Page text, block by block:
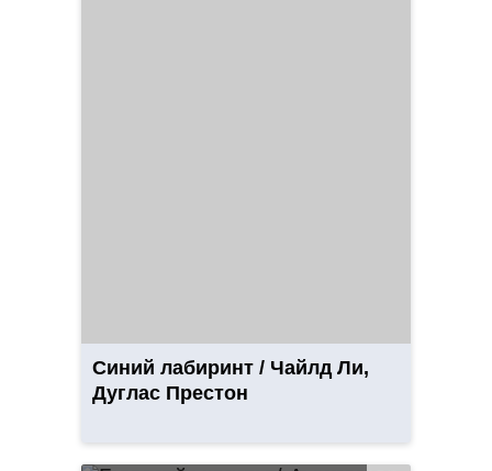
Синий лабиринт / Чайлд Ли,
Дуглас Престон